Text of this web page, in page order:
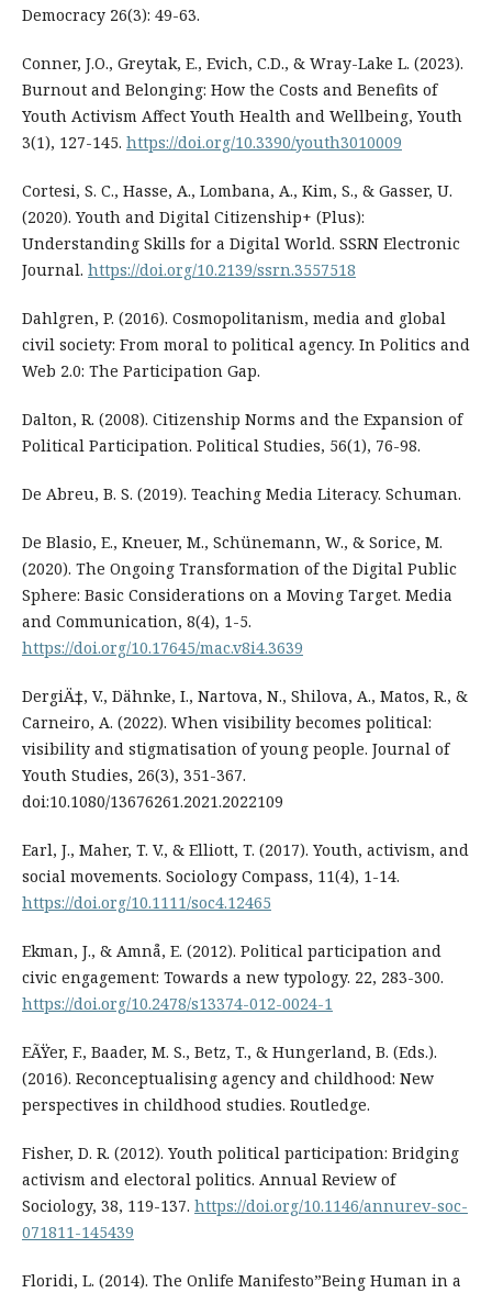
Democracy 26(3): 49-63.
Conner, J.O., Greytak, E., Evich, C.D., & Wray-Lake L. (2023).
Burnout and Belonging: How the Costs and Benefits of
Youth Activism Affect Youth Health and Wellbeing, Youth
3(1), 127-145. https://doi.org/10.3390/youth3010009
Cortesi, S. C., Hasse, A., Lombana, A., Kim, S., & Gasser, U.
(2020). Youth and Digital Citizenship+ (Plus):
Understanding Skills for a Digital World. SSRN Electronic
Journal. https://doi.org/10.2139/ssrn.3557518
Dahlgren, P. (2016). Cosmopolitanism, media and global
civil society: From moral to political agency. In Politics and
Web 2.0: The Participation Gap.
Dalton, R. (2008). Citizenship Norms and the Expansion of
Political Participation. Political Studies, 56(1), 76-98.
De Abreu, B. S. (2019). Teaching Media Literacy. Schuman.
De Blasio, E., Kneuer, M., Schünemann, W., & Sorice, M.
(2020). The Ongoing Transformation of the Digital Public
Sphere: Basic Considerations on a Moving Target. Media
and Communication, 8(4), 1-5.
https://doi.org/10.17645/mac.v8i4.3639
DergiÄ‡, V., Dähnke, I., Nartova, N., Shilova, A., Matos, R., &
Carneiro, A. (2022). When visibility becomes political:
visibility and stigmatisation of young people. Journal of
Youth Studies, 26(3), 351-367.
doi:10.1080/13676261.2021.2022109
Earl, J., Maher, T. V., & Elliott, T. (2017). Youth, activism, and
social movements. Sociology Compass, 11(4), 1-14.
https://doi.org/10.1111/soc4.12465
Ekman, J., & Amnå, E. (2012). Political participation and
civic engagement: Towards a new typology. 22, 283-300.
https://doi.org/10.2478/s13374-012-0024-1
EÃŸer, F., Baader, M. S., Betz, T., & Hungerland, B. (Eds.).
(2016). Reconceptualising agency and childhood: New
perspectives in childhood studies. Routledge.
Fisher, D. R. (2012). Youth political participation: Bridging
activism and electoral politics. Annual Review of
Sociology, 38, 119-137. https://doi.org/10.1146/annurev-soc-
071811-145439
Floridi, L. (2014). The Onlife Manifesto”Being Human in a